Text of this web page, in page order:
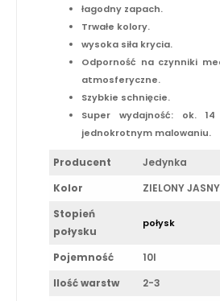
łagodny zapach.
Trwałe kolory.
wysoka siła krycia.
Odporność na czynniki
atmosferyczne.
Szybkie schnięcie.
Super wydajność: ok.
jednokrotnym malowaniu.
Producent
Jedynka
Kolor
ZIELONY JASNY
Stopień
połysku
połysk
Pojemność
10l
Ilość warstw
2-3